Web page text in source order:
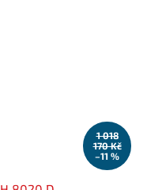
1 018
170 Kč
–11 %